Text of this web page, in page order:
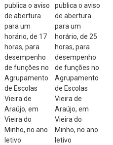
publica o aviso
de abertura
para um
horário, de 17
horas, para
desempenho
de funções no
Agrupamento
de Escolas
Vieira de
Araújo, em
Vieira do
Minho, no ano
letivo
publica o aviso
de abertura
para um
horário, de 25
horas, para
desempenho
de funções no
Agrupamento
de Escolas
Vieira de
Araújo, em
Vieira do
Minho, no ano
letivo